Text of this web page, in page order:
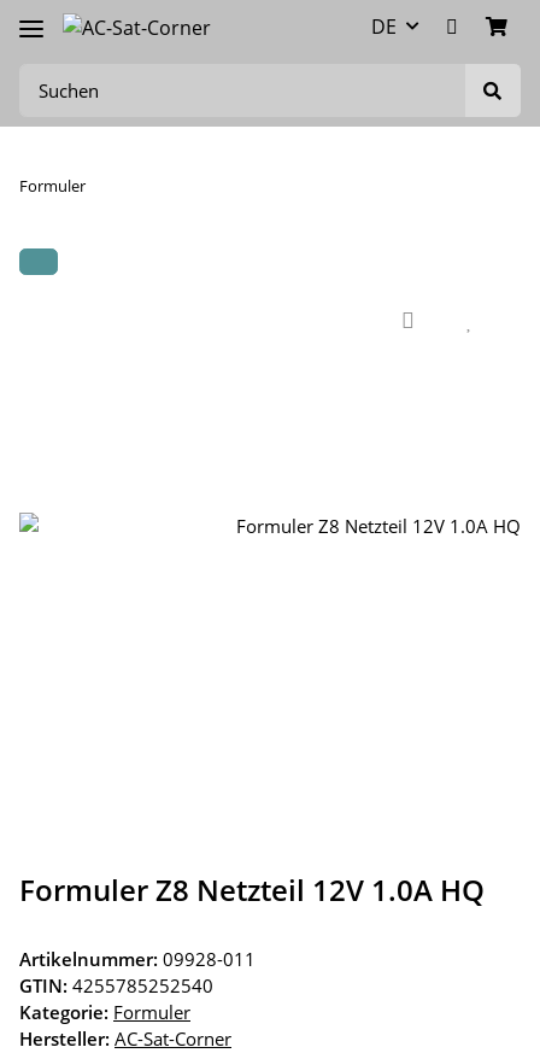
DE
Formuler
Formuler Z8 Netzteil 12V 1.0A HQ
Artikelnummer: 09928-011
GTIN: 4255785252540
Kategorie: Formuler
Hersteller: AC-Sat-Corner